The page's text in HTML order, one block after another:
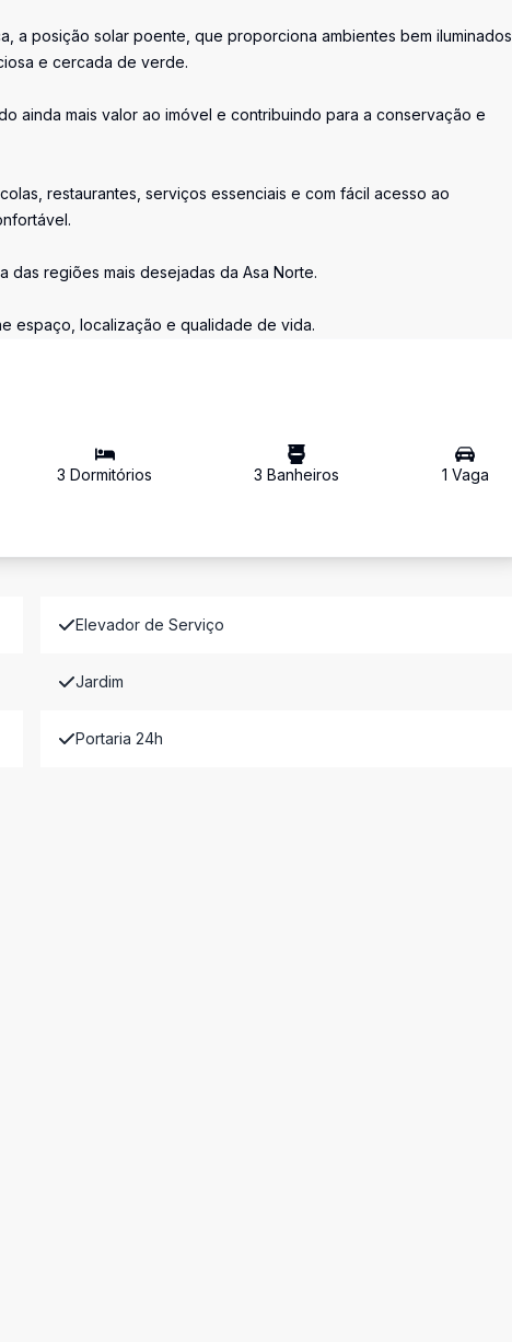
a posição solar poente, que proporciona ambientes bem iluminados,
e cercada de verde.
ainda mais valor ao imóvel e contribuindo para a conservação e
restaurantes, serviços essenciais e com fácil acesso ao
das regiões mais desejadas da Asa Norte.
espaço, localização e qualidade de vida.
3 Dormitórios 3 Banheiros 1 Vaga
Elevador de Serviço
Jardim
Portaria 24h